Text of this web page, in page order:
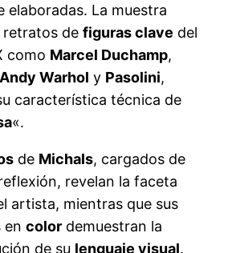
elaboradas. La muestra
retratos defiguras clave del
como Marcel Duchamp,
Andy Warhol y Pasolini,
característica técnica de
«.
de Michals, cargados de
revelan la faceta
artista, mientras que sus
encolor demuestran la
de su lenguaje visual.